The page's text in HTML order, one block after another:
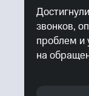
звонков,
проблем и
на